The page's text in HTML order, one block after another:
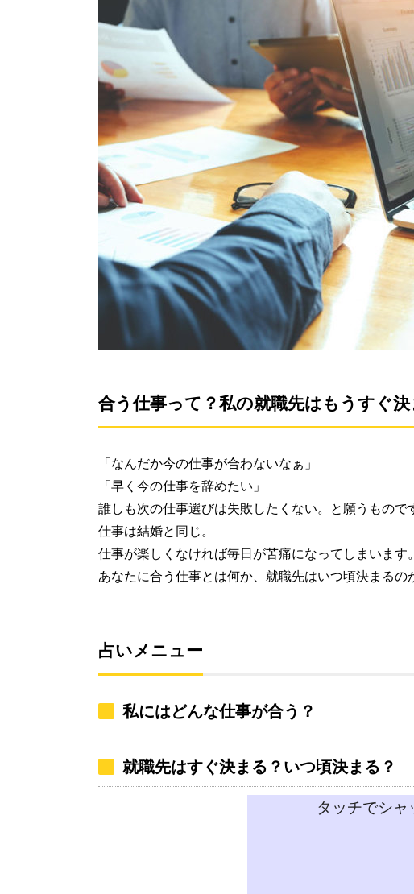
合う仕事って？私の就職先はもうすぐ
「なんだか今の仕事が合わないなぁ」
「早く今の仕事を辞めたい」
誰しも次の仕事選びは失敗したくない。と願うもので
仕事は結婚と同じ。
仕事が楽しくなければ毎日が苦痛になってしまいます。
あなたに合う仕事とは何か、就職先はいつ頃決まるの
占いメニュー
私にはどんな仕事が合う？
就職先はすぐ決まる？いつ頃決まる？
タッチでシャ